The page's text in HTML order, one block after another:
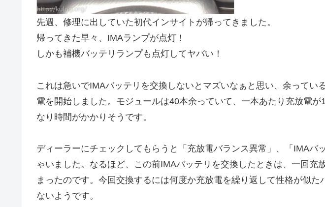
先週、修理に出していた初代インサイトが帰ってきました。
帰ってきた早々、IMAランプが点灯！
しかも補機バッテリランプも点灯してヤバい！
これは急いでIMAバッテリを交換しないとマズいなぁと思い、余ってい
電を開始しました。モジュールは40本余っていて、一本あたり充放電
なり時間がかかりそうです。
ディーラーにチェックしてもらうと「充放電バランス異常」、「IMAバ
ゃいました。なるほど、この前IMAバッテリを交換したときは、一回充
まったのです。今回交換するには何度か充放電を繰り返して性格が似た
ないようです。